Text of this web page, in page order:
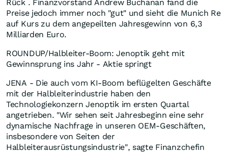
Rück . Finanzvorstand Andrew Buchanan fand die
Preise jedoch immer noch "gut" und sieht die Munich Re
auf Kurs zu dem angepeilten Jahresgewinn von 6,3
Milliarden Euro.
ROUNDUP/Halbleiter-Boom: Jenoptik geht mit
Gewinnsprung ins Jahr - Aktie springt
JENA - Die auch vom KI-Boom beflügelten Geschäfte
mit der Halbleiterindustrie haben den
Technologiekonzern Jenoptik im ersten Quartal
angetrieben. "Wir sehen seit Jahresbeginn eine sehr
dynamische Nachfrage in unseren OEM-Geschäften,
insbesondere von Seiten der
Halbleiterausrüstungsindustrie", sagte Finanzchefin